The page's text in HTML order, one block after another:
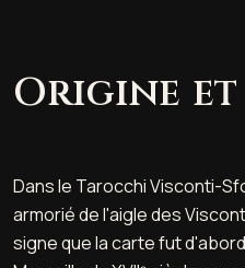
Origine
Dans le Tarocchi Visconti-
armorié de l'aigle des
signe que la carte fut